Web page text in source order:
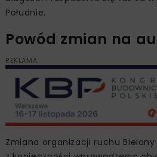
Południe.
Powód zmian na
REKLAMA
Zmiana organizacji ruchu Bielany